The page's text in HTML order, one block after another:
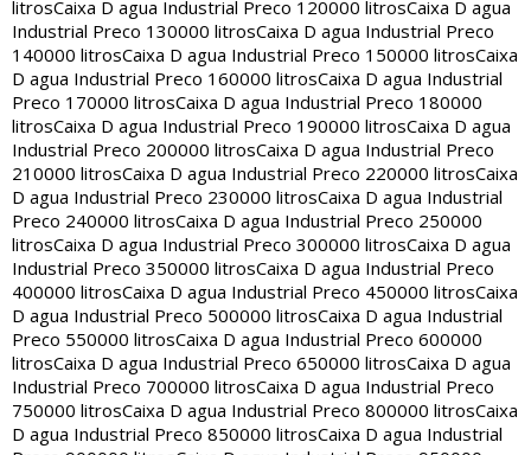
litrosCaixa D agua Industrial Preco 120000 litrosCaixa D agua
Industrial Preco 130000 litrosCaixa D agua Industrial Preco
140000 litrosCaixa D agua Industrial Preco 150000 litrosCaixa
D agua Industrial Preco 160000 litrosCaixa D agua Industrial
Preco 170000 litrosCaixa D agua Industrial Preco 180000
litrosCaixa D agua Industrial Preco 190000 litrosCaixa D agua
Industrial Preco 200000 litrosCaixa D agua Industrial Preco
210000 litrosCaixa D agua Industrial Preco 220000 litrosCaixa
D agua Industrial Preco 230000 litrosCaixa D agua Industrial
Preco 240000 litrosCaixa D agua Industrial Preco 250000
litrosCaixa D agua Industrial Preco 300000 litrosCaixa D agua
Industrial Preco 350000 litrosCaixa D agua Industrial Preco
400000 litrosCaixa D agua Industrial Preco 450000 litrosCaixa
D agua Industrial Preco 500000 litrosCaixa D agua Industrial
Preco 550000 litrosCaixa D agua Industrial Preco 600000
litrosCaixa D agua Industrial Preco 650000 litrosCaixa D agua
Industrial Preco 700000 litrosCaixa D agua Industrial Preco
750000 litrosCaixa D agua Industrial Preco 800000 litrosCaixa
D agua Industrial Preco 850000 litrosCaixa D agua Industrial